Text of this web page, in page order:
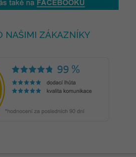
NAŠIMI ZÁKAZNÍKY